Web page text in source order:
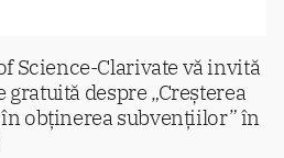
Science-Clarivate vă invită
despre „Creșterea
obținerea subvențiilor” în